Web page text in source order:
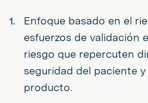
Enfoque basado en el
esfuerzos de validación
riesgo que repercuten
seguridad del paciente
producto.